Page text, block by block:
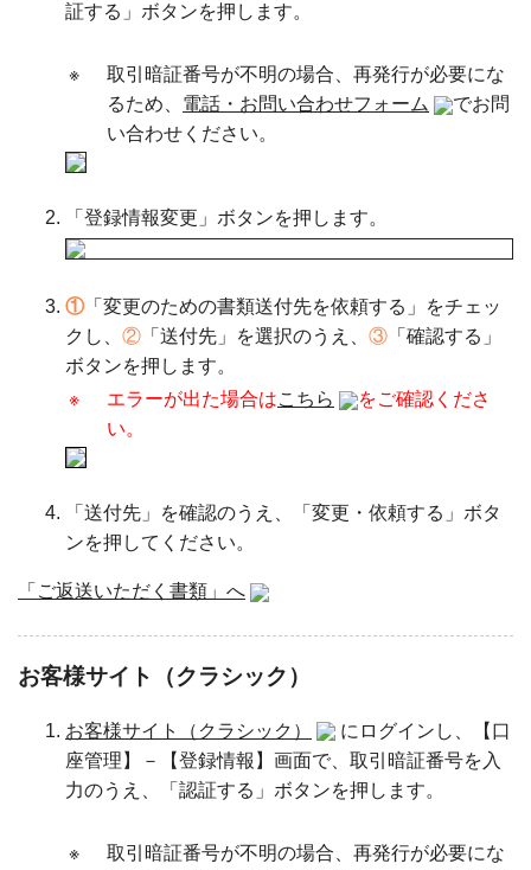
証する」ボタンを押します。
※
取引暗証番号が不明の場合、再発行が必要にな
るため、 電話・お問い合わせフォーム
でお問
い合わせください。
「登録情報変更」ボタンを押します。
①「変更のための書類送付先を依頼する」をチェッ
クし、 ② 「送付先」を選択のうえ、 ③ 「確認する」
ボタンを押します。
※
エラーが出た場合はこちら
をご確認くださ
い。
「送付先」を確認のうえ、「変更・依頼する」ボタ
ンを押してください。
「ご返送いただく書類」へ
お客様サイト（クラシック）
お客様サイト（クラシック）
にログインし、【口
座管理】－【登録情報】画面で、取引暗証番号を入
力のうえ、「認証する」ボタンを押します。
※
取引暗証番号が不明の場合、再発行が必要にな